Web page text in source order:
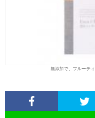
無添加で、フルーテ